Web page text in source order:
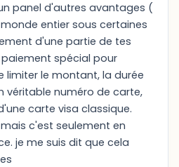
panel d'autres avantages (
entier sous certaines
d'une partie de tes
spécial pour
limiter le montant, la durée
véritable numéro de carte,
carte visa classique.
c'est seulement en
je me suis dit que cela